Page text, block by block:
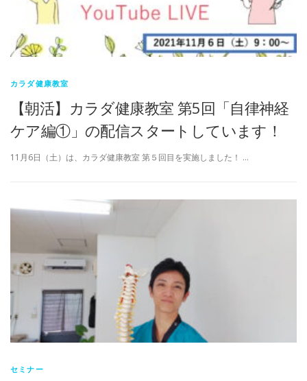
カラダ健康教室
【朝活】カラダ健康教室 第5回「自律神経
ケア編①」の配信スタートしています！
11月6日（土）は、カラダ健康教室 第５回目を実施しました！ …
セミナー